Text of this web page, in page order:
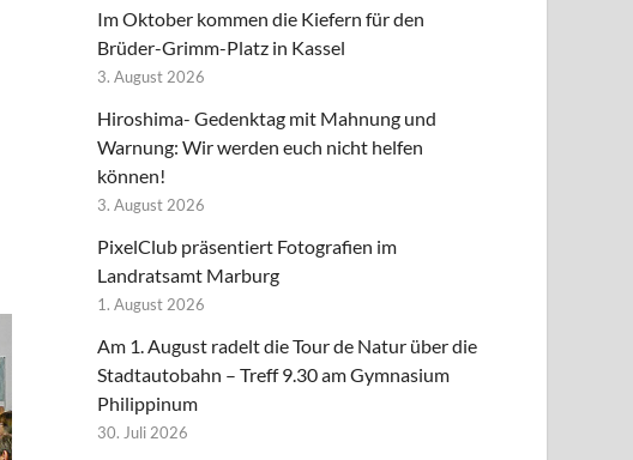
Im Oktober kommen die Kiefern für den
Brüder-Grimm-Platz in Kassel
3. August 2026
Hiroshima- Gedenktag mit Mahnung und
Warnung: Wir werden euch nicht helfen
können!
3. August 2026
PixelClub präsentiert Fotografien im
Landratsamt Marburg
1. August 2026
Am 1. August radelt die Tour de Natur über die
Stadtautobahn – Treff 9.30 am Gymnasium
Philippinum
30. Juli 2026